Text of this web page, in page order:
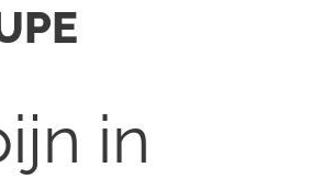
in